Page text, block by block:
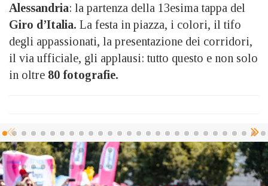
Alessandria: la partenza della 13esima tappa del
Giro d’Italia. La festa in piazza, i colori, il tifo
degli appassionati, la presentazione dei corridori,
il via ufficiale, gli applausi: tutto questo e non solo
in oltre 80 fotografie.